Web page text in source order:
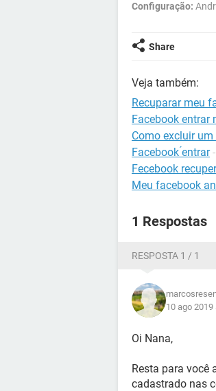
Configuração:
Share
Veja também:
Recuparar meu
Facebook entrar
Como excluir
Facebook ́entrar -
Fecebook
Meu facebook
1 Respostas
RESPOSTA 1 / 1
10 ago 2019
Oi Nana,
Resta para você
cadastrado nas